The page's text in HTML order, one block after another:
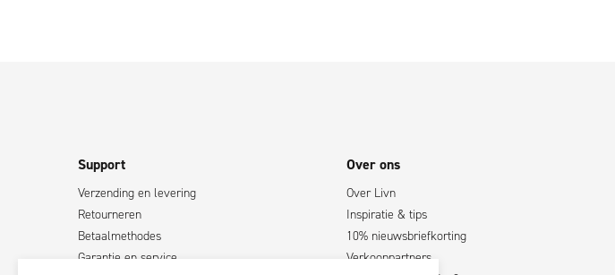
Support
Verzending en levering
Retourneren
Betaalmethodes
Garantie en service
Over ons
Over Livn
Inspiratie & tips
10% nieuwsbriefkorting
Verkooppartners